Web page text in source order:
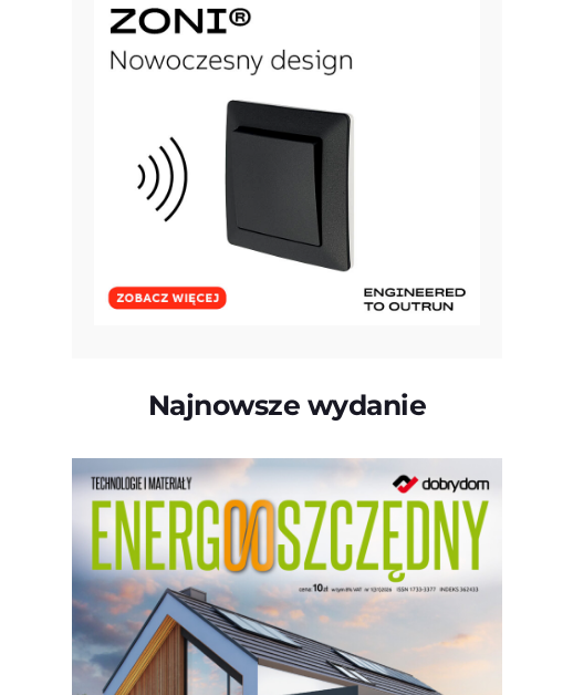
Najnowsze wydanie